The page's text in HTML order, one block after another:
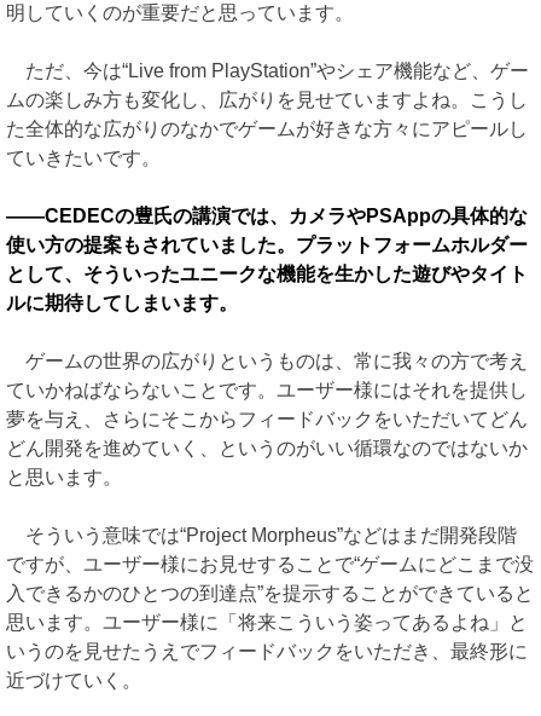
明していくのが重要だと思っています。
ただ、今は“Live from PlayStation”やシェア機能など、ゲー
ムの楽しみ方も変化し、広がりを見せていますよね。こうし
た全体的な広がりのなかでゲームが好きな方々にアピールし
ていきたいです。
――CEDECの豊氏の講演では、カメラやPSAppの具体的な
使い方の提案もされていました。プラットフォームホルダー
として、そういったユニークな機能を生かした遊びやタイト
ルに期待してしまいます。
ゲームの世界の広がりというものは、常に我々の方で考え
ていかねばならないことです。ユーザー様にはそれを提供し
夢を与え、さらにそこからフィードバックをいただいてどん
どん開発を進めていく、というのがいい循環なのではないか
と思います。
そういう意味では“Project Morpheus”などはまだ開発段階
ですが、ユーザー様にお見せすることで“ゲームにどこまで没
入できるかのひとつの到達点”を提示することができていると
思います。ユーザー様に「将来こういう姿ってあるよね」と
いうのを見せたうえでフィードバックをいただき、最終形に
近づけていく。